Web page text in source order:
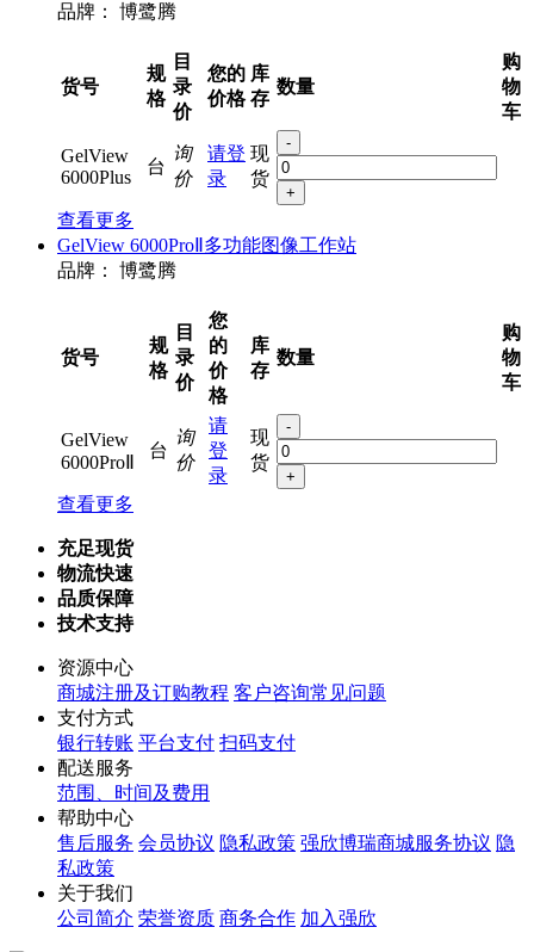
品牌：
博鹭腾
货号
规
格
目
录
价
您的
价格
库
存
数量
购
物
车
GelView
6000Plus
台
询
价
请登
录
现
货
-
+
查看更多
GelView 6000ProⅡ多功能图像工作站
品牌：
博鹭腾
货号
规
格
目
录
价
您
的
价
格
库
存
数量
购
物
车
GelView
6000ProⅡ
台
询
价
请
登
录
现
货
-
+
查看更多
充足现货
物流快速
品质保障
技术支持
资源中心
商城注册及订购教程 客户咨询常见问题
支付方式
银行转账 平台支付 扫码支付
配送服务
范围、时间及费用
帮助中心
售后服务 会员协议 隐私政策 强欣博瑞商城服务协议 隐
私政策
关于我们
公司简介 荣誉资质 商务合作 加入强欣